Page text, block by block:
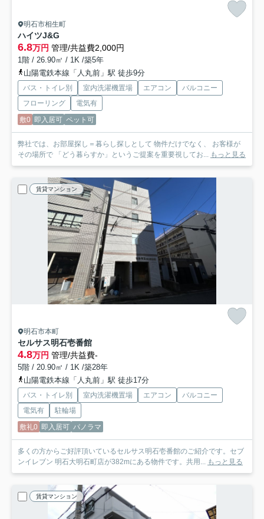
明石市相生町
ハイツJ&G
6.8万円 管理/共益費2,000円
1階 / 26.90㎡ / 1K /築5年
山陽電鉄本線「人丸前」駅 徒歩9分
バス・トイレ別 室内洗濯機置場 エアコン
バルコニー
フローリング
電気有
敷0 即入居可 ペット可
弊社では、お部屋探し＝暮らし探しとして 物件だけでなく、 お客様が
その場所で 「どう暮らすか」というご提案を重要視してお... もっと見る
賃貸マンション
明石市本町
セルサス明石壱番館
4.8万円 管理/共益費-
5階 / 20.90㎡ / 1K /築28年
山陽電鉄本線「人丸前」駅 徒歩17分
バス・トイレ別 室内洗濯機置場 エアコン
バルコニー
電気有
駐輪場
敷礼0 即入居可 パノラマ
多くの方からご好評頂いているセルサス明石壱番館のご紹介です。セブ
ンイレブン 明石大明石町店が382mにある物件です。共用... もっと見る
賃貸マンション